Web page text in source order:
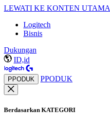
LEWATI KE KONTEN UTAMA
Logitech
Bisnis
Dukungan
ID,id
PPODUK PPODUK
Berdasarkan KATEGORI